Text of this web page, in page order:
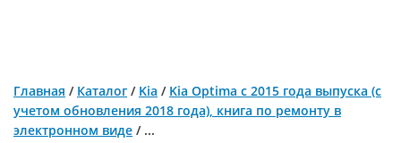
Главная / Каталог / Kia / Kia Optima с 2015 года выпуска (с
учетом обновления 2018 года), книга по ремонту в
электронном виде / ...